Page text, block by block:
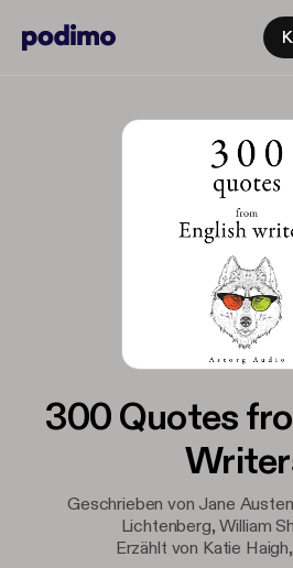
300 Quotes
Geschrieben von Jane
Lichtenberg, William
Erzählt von Katie